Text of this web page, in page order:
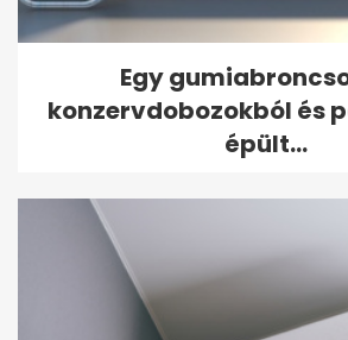
Egy
konzervdobozokból és
épült...